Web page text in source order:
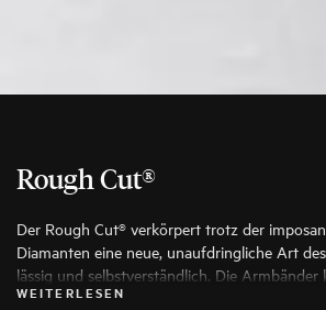
Rough Cut®
Der Rough Cut® verkörpert trotz der
Diamanten eine neue, unaufdringliche Art
lässig und selbstverständlich. Die
Arm getragen, zur Uhr kombiniert oder in
WEITERLESEN